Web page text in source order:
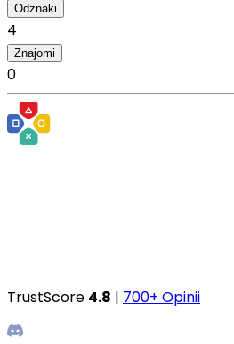
Odznaki
4
Znajomi
0
TrustScore 4.8 | 700+ Opinii